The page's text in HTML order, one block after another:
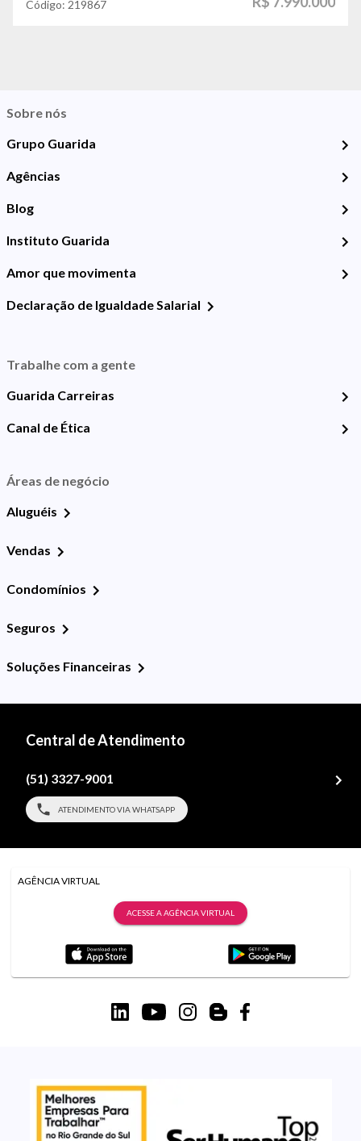
Código: 219867
Sobre nós
Grupo Guarida
Agências
Blog
Instituto Guarida
Amor que movimenta
Declaração de Igualdade Salarial
Trabalhe com a gente
Guarida Carreiras
Canal de Ética
Áreas de negócio
Aluguéis
Vendas
Condomínios
Seguros
Soluções Financeiras
Central de Atendimento
(51) 3327-9001
ATENDIMENTO VIA WHATSAPP
AGÊNCIA VIRTUAL
ACESSE A AGÊNCIA VIRTUAL